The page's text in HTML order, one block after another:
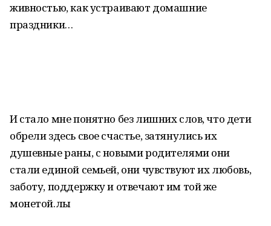
живностью, как устраивают домашние
праздники…
И стало мне понятно без лишних слов, что дети
обрели здесь свое счастье, затянулись их
душевные раны, с новыми родителями они
стали единой семьей, они чувствуют их любовь,
заботу, поддержку и отвечают им той же
монетой.лы